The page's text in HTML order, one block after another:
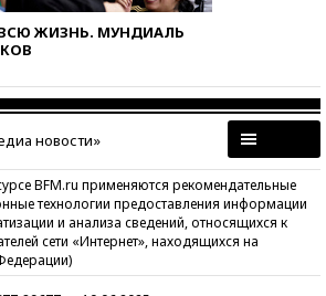
ЖИЗНЬ. МУНДИАЛЬ
новости»
BFM.ru применяются рекомендательные
технологии предоставления информации
и анализа сведений, относящихся к
сети «Интернет», находящихся на